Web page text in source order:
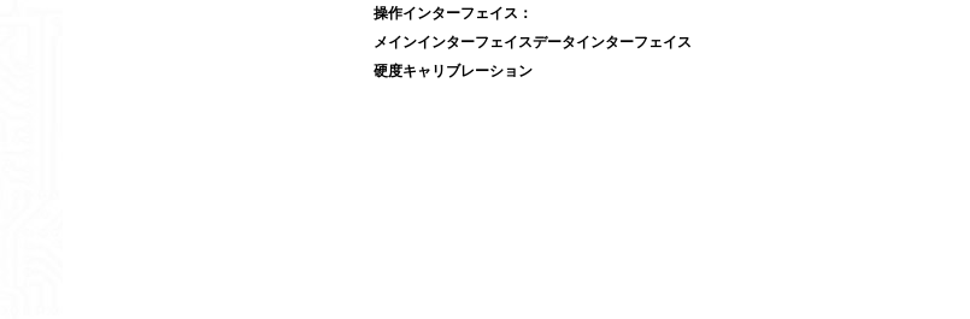
操作インターフェイス：
メインインターフェイスデータインターフェイス
硬度キャリブレーション